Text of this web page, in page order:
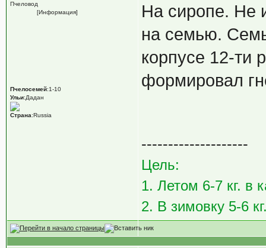
Пчеловод
[Информация]
Пчелосемей:1-10
Ульи:Дадан
Страна:Russia
На сиропе. Не
на семью.
корпусе 12-ти
формировал
--------------------
Цель:
1. Летом 6-7 кг. в
2. В зимовку 5-6